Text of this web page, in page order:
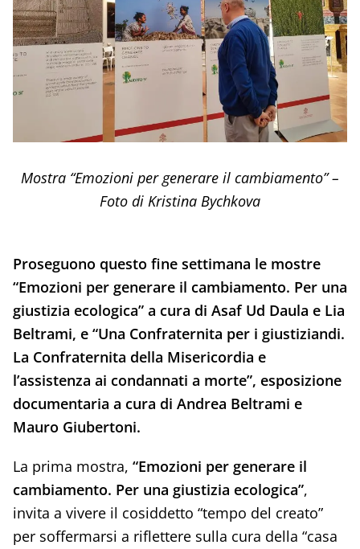
Mostra “Emozioni per generare il cambiamento” –
Foto di Kristina Bychkova
Proseguono questo fine settimana le mostre
“Emozioni per generare il cambiamento. Per una
giustizia ecologica” a cura di Asaf Ud Daula e Lia
Beltrami, e “Una Confraternita per i giustiziandi.
La Confraternita della Misericordia e
l’assistenza ai condannati a morte”, esposizione
documentaria a cura di Andrea Beltrami e
Mauro Giubertoni.
La prima mostra, “Emozioni per generare il
cambiamento. Per una giustizia ecologica”,
invita a vivere il cosiddetto “tempo del creato”
per soffermarsi a riflettere sulla cura della “casa